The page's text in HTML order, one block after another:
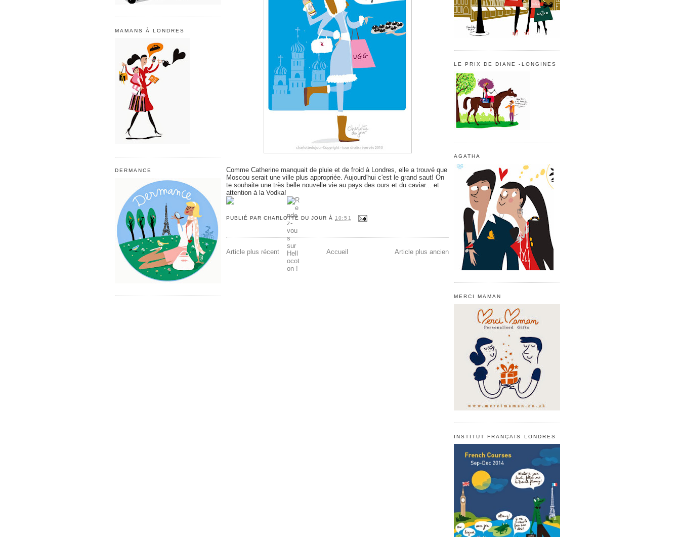
MAMANS À LONDRES
DERMANCE
Comme Catherine manquait de pluie et de froid à Londres, elle a trouvé que
Moscou serait une ville plus appropriée. Aujourd'hui c'est le grand saut! On
te souhaite une très belle nouvelle vie au pays des ours et du caviar... et
attention à la Vodka!
PUBLIÉ PARCHARLOTTE DU JOUR À 10:51
Article plus récent Article plus ancien
Accueil
LE PRIX DE DIANE -LONGINES
AGATHA
MERCI MAMAN
INSTITUT FRANÇAIS LONDRES